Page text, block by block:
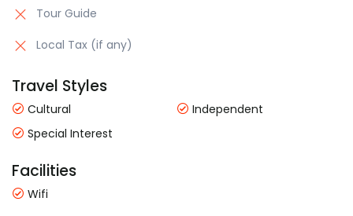
Tour Guide
Local Tax (if any)
Travel Styles
Cultural
Independent
Special Interest
Facilities
Wifi